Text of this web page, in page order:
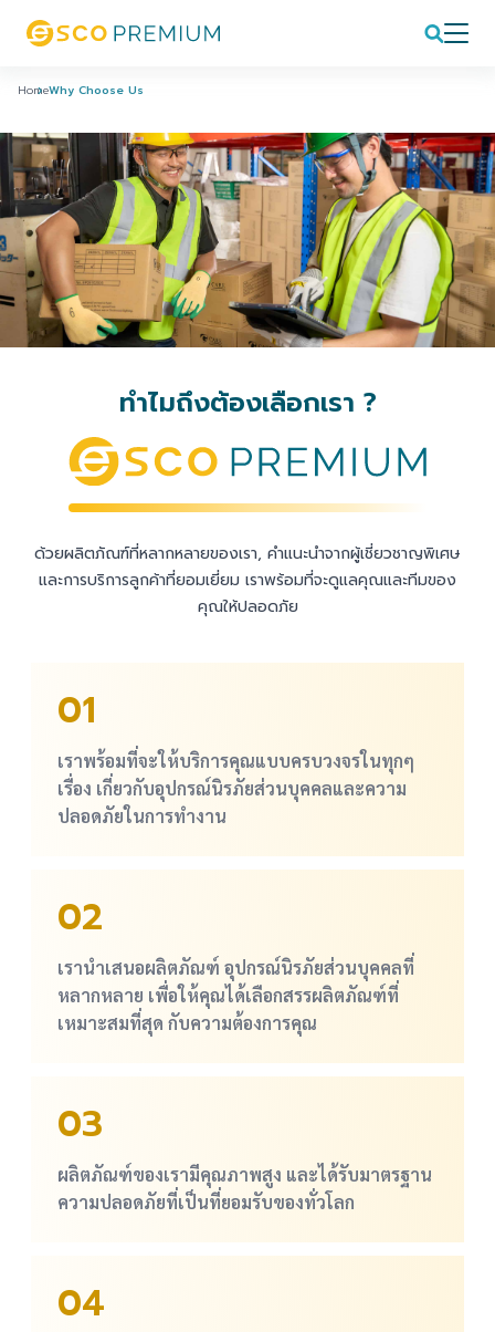
HomeWhy Choose Us
ทำไมถึงต้องเลือกเรา ?
ด้วยผลิตภัณฑ์ที่หลากหลายของเรา, คำแนะนำจากผู้เชี่ยวชาญพิเศษ
และการบริการลูกค้าที่ยอมเยี่ยม เราพร้อมที่จะดูแลคุณและทีมของ
คุณให้ปลอดภัย
01
เราพร้อมที่จะให้บริการคุณแบบครบวงจรในทุกๆ
เรื่อง เกี่ยวกับอุปกรณ์นิรภัยส่วนบุคคลและความ
ปลอดภัยในการทำงาน
02
เรานำเสนอผลิตภัณฑ์ อุปกรณ์นิรภัยส่วนบุคคลที่
หลากหลาย เพื่อให้คุณได้เลือกสรรผลิตภัณฑ์ที่
เหมาะสมที่สุด กับความต้องการคุณ
03
ผลิตภัณฑ์ของเรามีคุณภาพสูง และได้รับมาตรฐาน
ความปลอดภัยที่เป็นที่ยอมรับของทั่วโลก
04